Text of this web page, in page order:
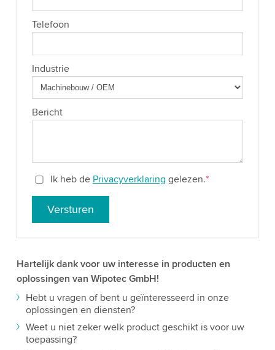
Telefoon
Industrie
Bericht
Ik heb de Privacyverklaring gelezen.*
Versturen
Hartelijk dank voor uw interesse in producten en
oplossingen van Wipotec GmbH!
Hebt u vragen of bent u geïnteresseerd in onze
oplossingen en diensten?
Weet u niet zeker welk product geschikt is voor uw
toepassing?